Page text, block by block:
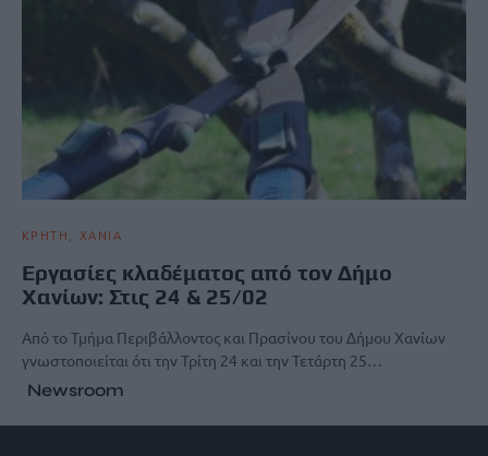
ΚΡΗΤΗ ΧΑΝΙΑ
Εργασίες κλαδέματος από τον Δήμο
Χανίων: Στις 24 & 25/02
Από το Τμήμα Περιβάλλοντος και Πρασίνου του Δήμου Χανίων
γνωστοποιείται ότι την Τρίτη 24 και την Τετάρτη 25…
Newsroom